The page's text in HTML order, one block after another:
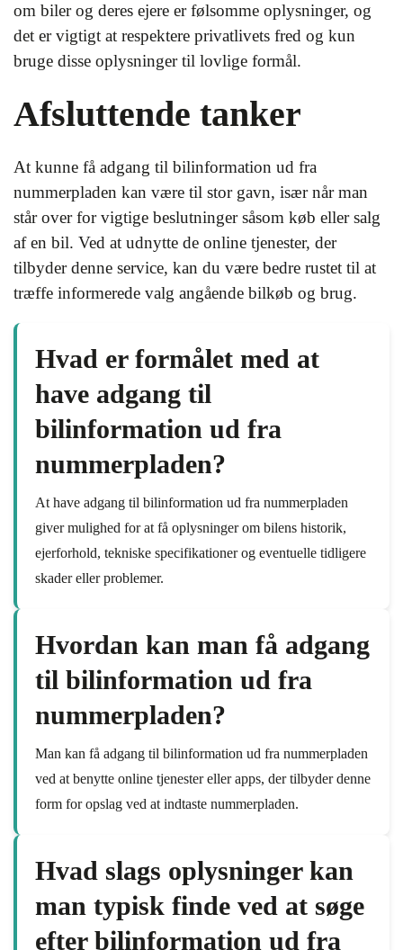
om biler og deres ejere er følsomme oplysninger, og
det er vigtigt at respektere privatlivets fred og kun
bruge disse oplysninger til lovlige formål.
Afsluttende tanker
At kunne få adgang til bilinformation ud fra
nummerpladen kan være til stor gavn, især når man
står over for vigtige beslutninger såsom køb eller salg
af en bil. Ved at udnytte de online tjenester, der
tilbyder denne service, kan du være bedre rustet til at
træffe informerede valg angående bilkøb og brug.
Hvad er formålet med at
have adgang til
bilinformation ud fra
nummerpladen?
At have adgang til bilinformation ud fra nummerpladen
giver mulighed for at få oplysninger om bilens historik,
ejerforhold, tekniske specifikationer og eventuelle tidligere
skader eller problemer.
Hvordan kan man få adgang
til bilinformation ud fra
nummerpladen?
Man kan få adgang til bilinformation ud fra nummerpladen
ved at benytte online tjenester eller apps, der tilbyder denne
form for opslag ved at indtaste nummerpladen.
Hvad slags oplysninger kan
man typisk finde ved at søge
efter bilinformation ud fra